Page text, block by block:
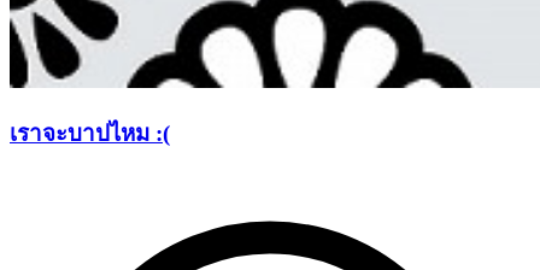
เราจะบาปไหม :(